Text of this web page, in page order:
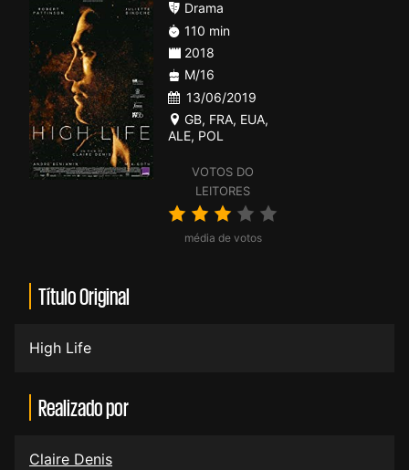
VOTOS DO
LEITORES
média de votos
Drama
110 min
2018
M/16
13/06/2019
GB, FRA, EUA,
ALE, POL
Título Original
High Life
Realizado por
Claire Denis